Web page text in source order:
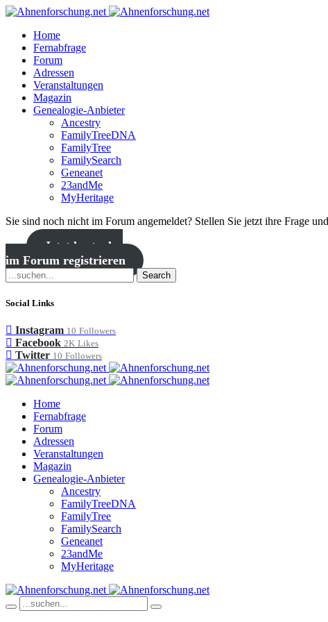
Home
Fernabfrage
Forum
Adressen
Veranstaltungen
Magazin
Genealogie-Anbieter
Ancestry
FamilyTreeDNA
FamilyTree
FamilySearch
Geneanet
23andMe
MyHeritage
Sie sind noch nicht im Forum angemeldet? Stellen Sie jetzt ihre Frage
Jetzt kostenlos
im Forum registrieren
Search
Social Links
Instagram 10 Followers
Facebook 2K Likes
Twitter 10 Followers
Home
Fernabfrage
Forum
Adressen
Veranstaltungen
Magazin
Genealogie-Anbieter
Ancestry
FamilyTreeDNA
FamilyTree
FamilySearch
Geneanet
23andMe
MyHeritage